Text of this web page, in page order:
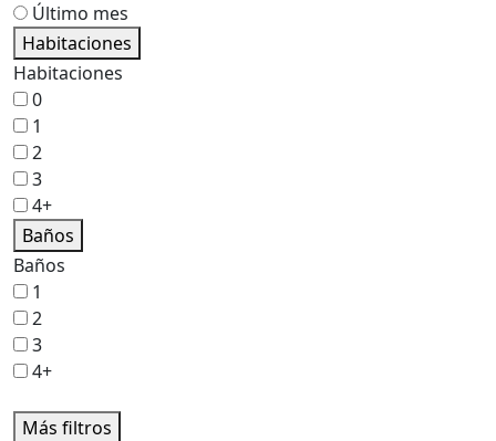
Último mes
Habitaciones
Habitaciones
0
1
2
3
4+
Baños
Baños
1
2
3
4+
Más filtros